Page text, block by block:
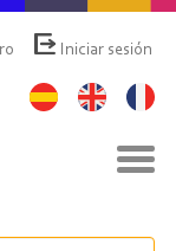
Iniciar sesión